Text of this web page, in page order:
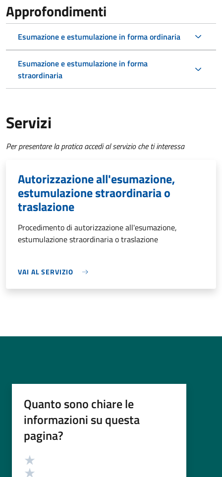
Approfondimenti
Esumazione e estumulazione in forma ordinaria
Esumazione e estumulazione in forma
straordinaria
Servizi
Per presentare la pratica accedi al servizio che ti interessa
Autorizzazione all'esumazione,
estumulazione straordinaria o
traslazione
Procedimento di autorizzazione all'esumazione,
estumulazione straordinaria o traslazione
VAI AL SERVIZIO
Quanto sono chiare le
informazioni su questa
pagina?
Valutazione